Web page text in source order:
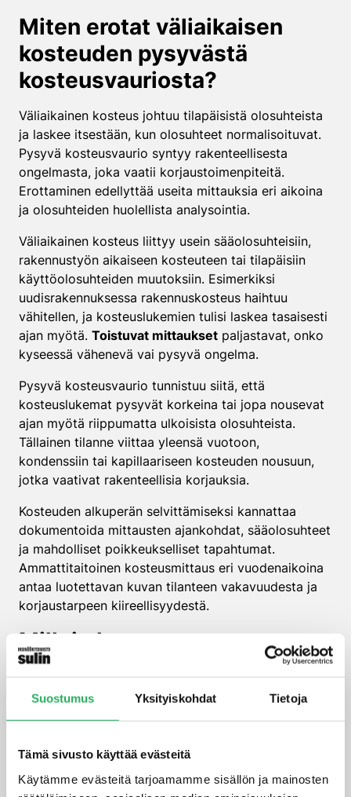
Suostumus Yksityiskohdat Tietoja
Tämä sivusto käyttää evästeitä
Käytämme evästeitä tarjoamamme sisällön ja mainosten
Miten erotat väliaikaisen
kosteuden pysyvästä
kosteusvauriosta?
Väliaikainen kosteus johtuu tilapäisistä olosuhteista
ja laskee itsestään, kun olosuhteet normalisoituvat.
Pysyvä kosteusvaurio syntyy rakenteellisesta
ongelmasta, joka vaatii korjaustoimenpiteitä.
Erottaminen edellyttää useita mittauksia eri aikoina
ja olosuhteiden huolellista analysointia.
Väliaikainen kosteus liittyy usein sääolosuhteisiin,
rakennustyön aikaiseen kosteuteen tai tilapäisiin
käyttöolosuhteiden muutoksiin. Esimerkiksi
uudisrakennuksessa rakennuskosteus haihtuu
vähitellen, ja kosteuslukemien tulisi laskea tasaisesti
ajan myötä. Toistuvat mittaukset paljastavat, onko
kyseessä vähenevä vai pysyvä ongelma.
Pysyvä kosteusvaurio tunnistuu siitä, että
kosteuslukemat pysyvät korkeina tai jopa nousevat
ajan myötä riippumatta ulkoisista olosuhteista.
Tällainen tilanne viittaa yleensä vuotoon,
kondenssiin tai kapillaariseen kosteuden nousuun,
jotka vaativat rakenteellisia korjauksia.
Kosteuden alkuperän selvittämiseksi kannattaa
dokumentoida mittausten ajankohdat, sääolosuhteet
ja mahdolliset poikkeukselliset tapahtumat.
Ammattitaitoinen kosteusmittaus eri vuodenaikoina
antaa luotettavan kuvan tilanteen vakavuudesta ja
korjaustarpeen kiireellisyydestä.
Milloin kosteusarvot
edellyttävät välittömiä
korjaustoimenpiteitä?
kosteuslukemat ylittävät kriittiset raja-arvot tai kun
heikkenemistä. Akuutti riski syntyy myös äkillisestä